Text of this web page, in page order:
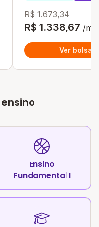
R$ 1.673,34
R$ 1.338,67 /
Ver bolsa
Ensino
Fundamental I